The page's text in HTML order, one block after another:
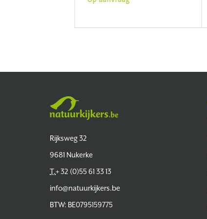
Rijksweg 32
9681 Nukerke
T.+ 32 (0)55 61 33 13
info@natuurkijkers.be
BTW: BE0795159775